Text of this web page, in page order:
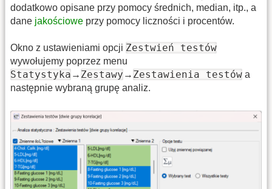
dodatkowo opisane przy pomocy średnich, median, itp., a
dane jakościowe przy pomocy liczności i procentów.
Okno z ustawieniami opcji Zestwień testów
wywołujemy poprzez menu
Statystyka → Zestawy → Zestawienia testów a
następnie wybraną grupę analiz.